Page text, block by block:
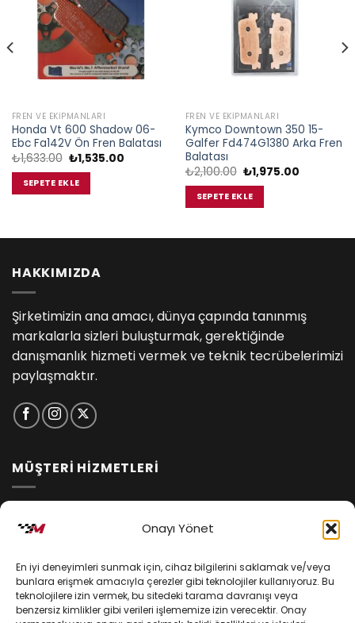
Onayı Yönet
En iyi deneyimleri sunmak için, cihaz bilgilerini saklamak ve/veya
bunlara erişmek amacıyla çerezler gibi teknolojiler kullanıyoruz. Bu
teknolojilere izin vermek, bu sitedeki tarama davranışı veya
benzersiz kimlikler gibi verileri işlememize izin verecektir. Onay
FREN VE EKIPMANLARI
Honda Vt 600 Shadow 06-
Ebc Fa142V Ön Fren Balatası
₺1,633.00 Orijinal
fiyat:
₺1,633.00.
₺1,535.00Şu
SEPETE EKLE
FREN VE EKIPMANLARI
Kymco Downtown 350 15-
Galfer Fd474G1380 Arka Fren
Balatası
₺2,100.00 Orijinal
fiyat:
₺2,100.00.
₺1,975.00Şu
SEPETE EKLE
HAKKIMIZDA
Şirketimizin ana amacı, dünya çapında tanınmış
markalarla sizleri buluşturmak, gerektiğinde
danışmanlık hizmeti vermek ve teknik tecrübelerimizi
paylaşmaktır.
MÜŞTERİ HİZMETLERİ
Kişisel Verilerin Korunması
Mesafeli Satış Sözleşmesi